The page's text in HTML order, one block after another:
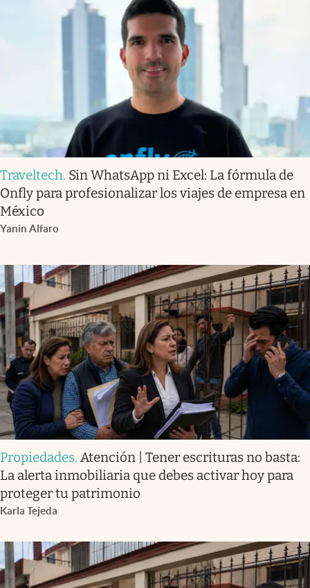
Traveltech. Sin WhatsApp ni Excel: La fórmula de
Onfly para profesionalizar los viajes de empresa en
México
Yanin Alfaro
Propiedades. Atención | Tener escrituras no basta:
La alerta inmobiliaria que debes activar hoy para
proteger tu patrimonio
Karla Tejeda